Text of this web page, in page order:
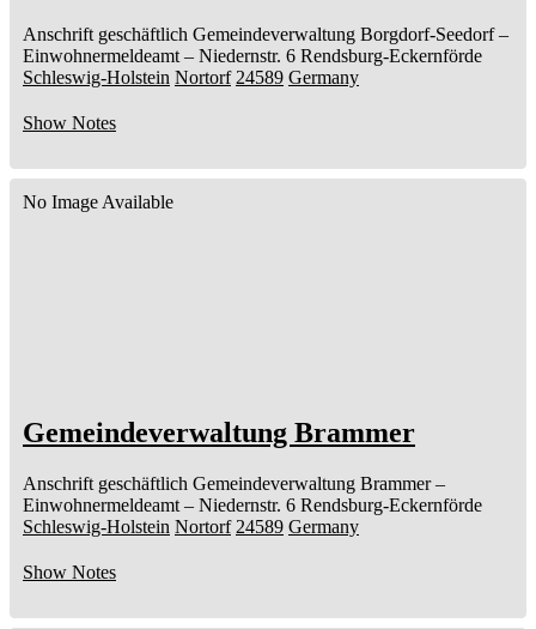
Anschrift geschäftlich Gemeindeverwaltung Borgdorf-Seedorf –
Einwohnermeldeamt – Niedernstr. 6 Rendsburg-Eckernförde
Schleswig-Holstein Nortorf 24589 Germany
Show Notes
No Image Available
Gemeindeverwaltung Brammer
Anschrift geschäftlich Gemeindeverwaltung Brammer –
Einwohnermeldeamt – Niedernstr. 6 Rendsburg-Eckernförde
Schleswig-Holstein Nortorf 24589 Germany
Show Notes